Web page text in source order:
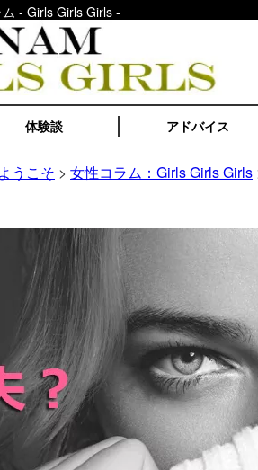
- Girls Girls Girls -
体験談 アドバイス
うこそ > 女性コラム：Girls Girls Girls